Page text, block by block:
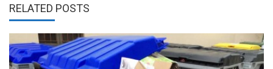
RELATED POSTS